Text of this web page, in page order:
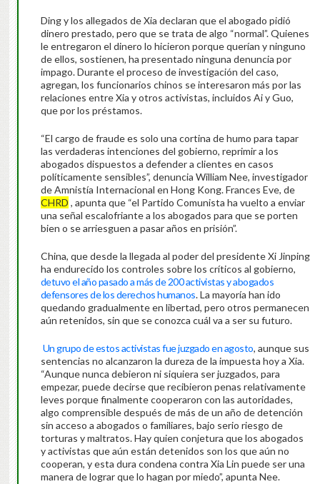
Ding y los allegados de Xia declaran que el abogado pidió
dinero prestado, pero que se trata de algo “normal”. Quienes
le entregaron el dinero lo hicieron porque querían y ninguno
de ellos, sostienen, ha presentado ninguna denuncia por
impago. Durante el proceso de investigación del caso,
agregan, los funcionarios chinos se interesaron más por las
relaciones entre Xia y otros activistas, incluidos Ai y Guo,
que por los préstamos.
“El cargo de fraude es solo una cortina de humo para tapar
las verdaderas intenciones del gobierno, reprimir a los
abogados dispuestos a defender a clientes en casos
políticamente sensibles”, denuncia William Nee, investigador
de Amnistía Internacional en Hong Kong. Frances Eve, de
CHRD , apunta que “el Partido Comunista ha vuelto a enviar
una señal escalofriante a los abogados para que se porten
bien o se arriesguen a pasar años en prisión”.
China, que desde la llegada al poder del presidente Xi Jinping
ha endurecido los controles sobre los críticos al gobierno,
detuvo el año pasado a más de 200 activistas y abogados
defensores de los derechos humanos. La mayoría han ido
quedando gradualmente en libertad, pero otros permanecen
aún retenidos, sin que se conozca cuál va a ser su futuro.
Un grupo de estos activistas fue juzgado en agosto, aunque sus
sentencias no alcanzaron la dureza de la impuesta hoy a Xia.
“Aunque nunca debieron ni siquiera ser juzgados, para
empezar, puede decirse que recibieron penas relativamente
leves porque finalmente cooperaron con las autoridades,
algo comprensible después de más de un año de detención
sin acceso a abogados o familiares, bajo serio riesgo de
torturas y maltratos. Hay quien conjetura que los abogados
y activistas que aún están detenidos son los que aún no
cooperan, y esta dura condena contra Xia Lin puede ser una
manera de lograr que lo hagan por miedo”, apunta Nee.